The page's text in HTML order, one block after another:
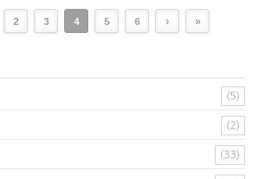
2 3 4 5 6 › »
(5)
(2)
(33)